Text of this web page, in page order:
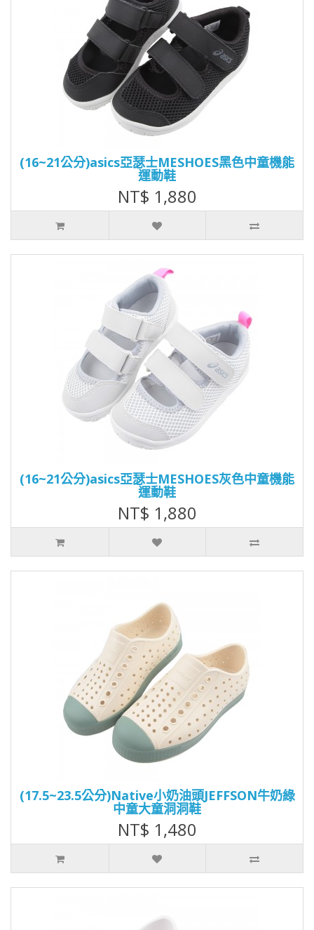
(16~21公分)asics亞瑟士MESHOES黑色中童機能
運動鞋
NT$ 1,880
(16~21公分)asics亞瑟士MESHOES灰色中童機能
運動鞋
NT$ 1,880
(17.5~23.5公分)Native小奶油頭JEFFSON牛奶綠
中童大童洞洞鞋
NT$ 1,480